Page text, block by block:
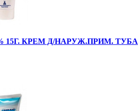
15Г. КРЕМ Д/НАРУЖ.ПРИМ. ТУБА